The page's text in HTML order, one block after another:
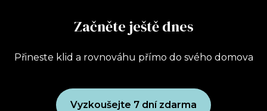
Začněte ještě dnes
Přineste klid a rovnováhu přímo do svého domova
Vyzkoušejte 7 dní zdarma